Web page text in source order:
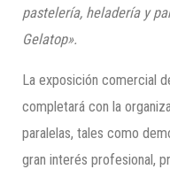
pastelería, heladería y
Gelatop».
La exposición comercial
completará con la
paralelas, tales como
gran interés profesional,